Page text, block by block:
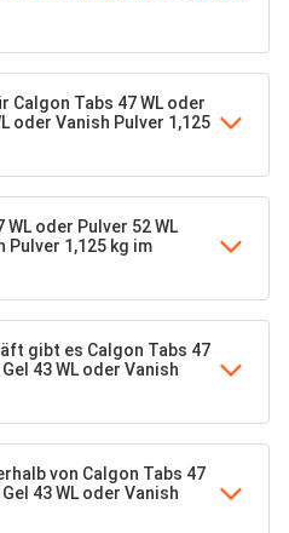
Calgon Tabs 47 WL oder
oder Vanish Pulver 1,125
oder Pulver 52 WL
Pulver 1,125 kg im
gibt es Calgon Tabs 47
43 WL oder Vanish
von Calgon Tabs 47
43 WL oder Vanish